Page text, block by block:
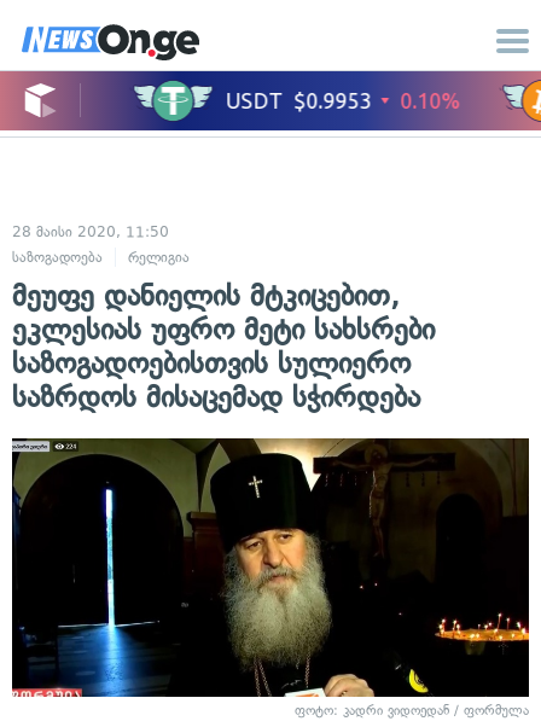
28 მაისი 2020, 11:50
საზოგადოება
რელიგია
მეუფე დანიელის მტკიცებით,
ეკლესიას უფრო მეტი სახსრები
საზოგადოებისთვის სულიერო
საზრდოს მისაცემად სჭირდება
ფოტო: კადრი ვიდოედან / ფორმულა